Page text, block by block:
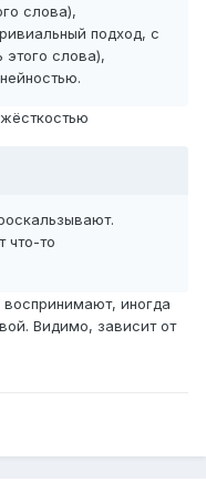
слова),
подход, с
этого слова),
что-то
иногда
Видимо, зависит от